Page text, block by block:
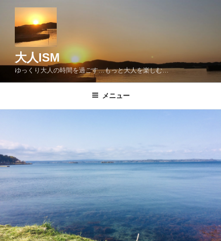
へ
プ
大人ISM
ゆっくり大人の時間を過ごす…もっと大人を楽しむ…
メニュー